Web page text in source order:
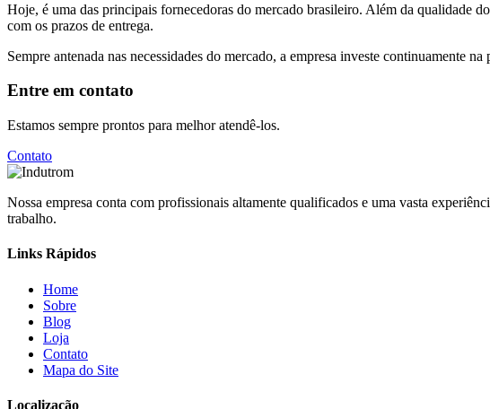
Hoje, é uma das principais fornecedoras do mercado brasileiro. Além da qualidade
com os prazos de entrega.
Sempre antenada nas necessidades do mercado, a empresa investe continuamente
Entre em contato
Estamos sempre prontos para melhor atendê-los.
Contato
Nossa empresa conta com profissionais altamente qualificados e uma vasta
trabalho.
Links Rápidos
Home
Sobre
Blog
Loja
Contato
Mapa do Site
Localização